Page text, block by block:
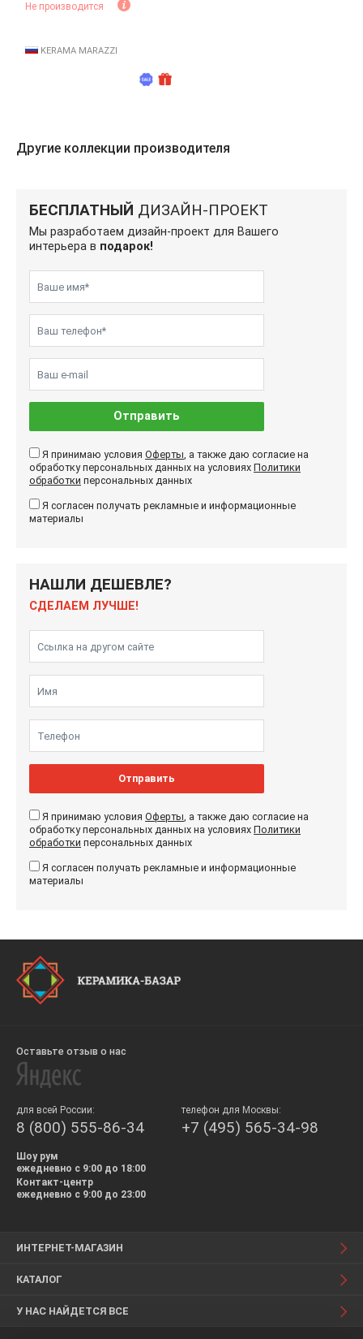
Не производится
KERAMA MARAZZI
Другие коллекции производителя
БЕСПЛАТНЫЙ ДИЗАЙН-ПРОЕКТ
Мы разработаем дизайн-проект для Вашего
интерьера в подарок!
Отправить
Я принимаю условия Оферты, а также даю согласие на
обработку персональных данных на условиях Политики
обработки персональных данных
Я согласен получать рекламные и информационные
материалы
НАШЛИ ДЕШЕВЛЕ?
СДЕЛАЕМ ЛУЧШЕ!
Отправить
Я принимаю условия Оферты, а также даю согласие на
обработку персональных данных на условиях Политики
обработки персональных данных
Я согласен получать рекламные и информационные
материалы
Оставьте отзыв о нас
для всей России:
8 (800) 555-86-34
телефон для Москвы:
+7 (495) 565-34-98
Шоу рум
ежедневно с 9:00 до 18:00
Контакт-центр
ежедневно с 9:00 до 23:00
ИНТЕРНЕТ-МАГАЗИН
КАТАЛОГ
У НАС НАЙДЕТСЯ ВСЕ